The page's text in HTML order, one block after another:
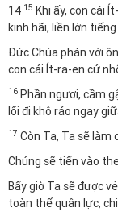
14 15 Khi ấy, con cái
kinh hãi, liền lớn
Đức Chúa phán với
con cái Ít-ra-en cứ
16 Phần ngươi, cầm
lối đi khô ráo ngay
17 Còn Ta, Ta sẽ làm
Chúng sẽ tiến vào
Bấy giờ Ta sẽ được
toàn thể quân lực,